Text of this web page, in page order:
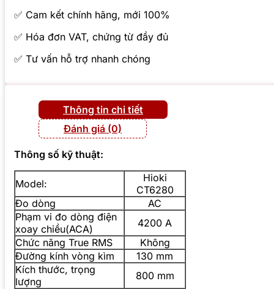
✅ Cam kết chính hãng, mới 100%
✅ Hóa đơn VAT, chứng từ đầy đủ
✅ Tư vấn hỗ trợ nhanh chóng
Thông tin chi tiết
Đánh giá (0)
Thông số kỹ thuật:
Model:
Hioki
CT6280
Đo dòng
AC
Phạm vi đo dòng điện
xoay chiều(ACA)
4200 A
Chức năng True RMS
Không
Đường kính vòng kìm
130 mm
Kích thước, trọng
lượng
800 mm